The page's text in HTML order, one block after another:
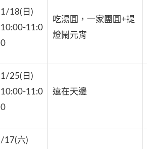
1/18(日)
10:00-11:0
0
吃湯圓，一家團圓+提
燈鬧元宵
1/25(日)
10:00-11:0
0
遠在天邊
/17(六)